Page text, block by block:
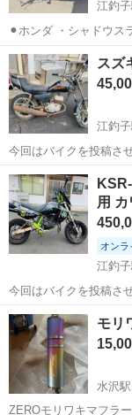
江釣
⚫︎ホンダ ・シャドウスラッシャ
ションサイトに２〜５
載せ替え良いかと思いますm(__)m ⚫︎部品取
す） ・写真...
岩手 北上市
ス
江釣
今回はバイクを投稿させて頂きます。 ⚫︎ス
り（ジャンクあつかい
しれないので現車確認お願いします ・現在
・傷あり ・前後...
岩手 北上市
用
オンラ
江釣
今回はバイクを投稿させて頂きます
KSR80 ・書類有り（
り（純正キー１本） ・実働 ・２オーナー ・割れや欠けは無い気がし
ます ・気になる方、...
岩手 北上市 江
モリ
水沢駅
ZEROモリワキマフラ